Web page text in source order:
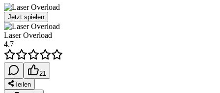
Jetzt spielen
Laser Overload
4.7
21
Teilen